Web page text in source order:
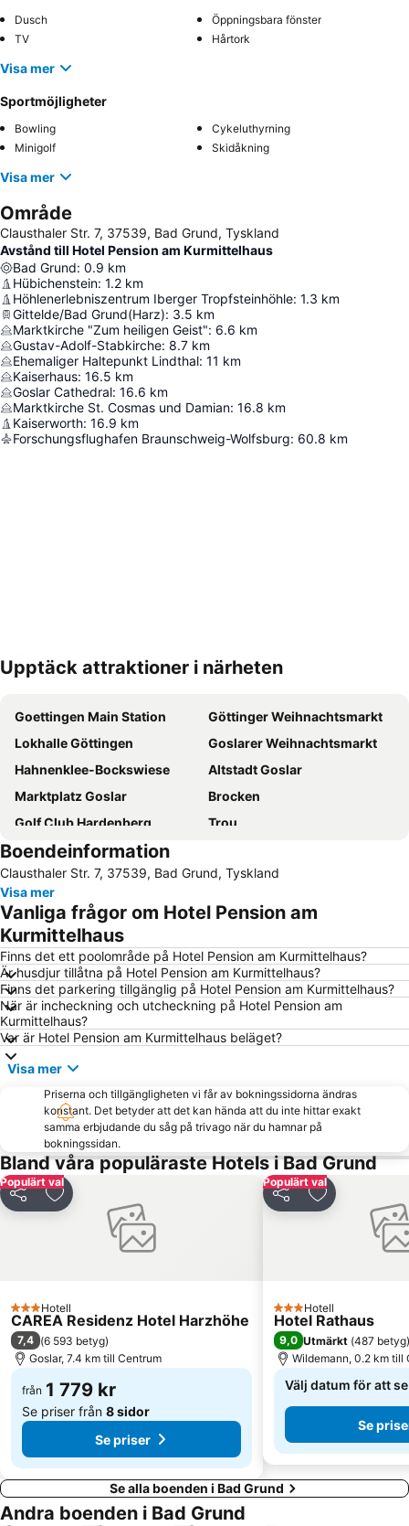
Dusch
Öppningsbara fönster
TV
Hårtork
Visa mer
Sportmöjligheter
Bowling
Cykeluthyrning
Minigolf
Skidåkning
Visa mer
Område
Clausthaler Str. 7, 37539, Bad Grund, Tyskland
Avstånd till Hotel Pension am Kurmittelhaus
Bad Grund: 0.9 km
Hübichenstein: 1.2 km
Höhlenerlebniszentrum Iberger Tropfsteinhöhle: 1.3 km
Gittelde/Bad Grund(Harz): 3.5 km
Marktkirche "Zum heiligen Geist": 6.6 km
Gustav-Adolf-Stabkirche: 8.7 km
Ehemaliger Haltepunkt Lindthal: 11 km
Kaiserhaus: 16.5 km
Goslar Cathedral: 16.6 km
Marktkirche St. Cosmas und Damian: 16.8 km
Kaiserworth: 16.9 km
Forschungsflughafen Braunschweig-Wolfsburg: 60.8 km
Förstora kartan
Upptäck attraktioner i närheten
Goettingen Main Station
Göttinger Weihnachtsmarkt
Lokhalle Göttingen
Goslarer Weihnachtsmarkt
Hahnenklee-Bockswiese
Altstadt Goslar
Marktplatz Goslar
Brocken
Golf Club Hardenberg
Trou
Harzer Schmalspurbahnen
Baßgeige
Northern Harz Mountains Snake Farm
Boendeinformation
Clausthaler Str. 7, 37539, Bad Grund, Tyskland
Visa mer
Vanliga frågor om Hotel Pension am
Kurmittelhaus
Finns det ett poolområde på Hotel Pension am Kurmittelhaus?
Är husdjur tillåtna på Hotel Pension am Kurmittelhaus?
Finns det parkering tillgänglig på Hotel Pension am Kurmittelhaus?
När är incheckning och utcheckning på Hotel Pension am
Kurmittelhaus?
Var är Hotel Pension am Kurmittelhaus beläget?
Visa mer
Priserna och tillgängligheten vi får av bokningssidorna ändras
konstant. Det betyder att det kan hända att du inte hittar exakt
samma erbjudande du såg på trivago när du hamnar på
bokningssidan.
Bland våra populäraste Hotels i Bad Grund
Populärt val
Dela Lägg till i Mina Favoriter
3 Stjärnor
Hotell
CAREA Residenz Hotel Harzhöhe
7,4 (6 593 betyg)
Goslar, 7.4 km till Centrum
från 1 779 kr
Se priser från 8 sidor
Se priser
Populärt val
Dela Lägg till i
3 Stjärnor
Hotell
Hotel Rathaus
9,0 Utmärkt (487 betyg)
Wildemann, 0.2 km till
Välj datum för att
Se
Se alla boenden i Bad Grund
Andra boenden i Bad Grund